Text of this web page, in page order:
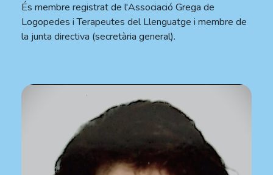
És membre registrat de l'Associació Grega de
Logopedes i Terapeutes del Llenguatge i membre de
la junta directiva (secretària general).